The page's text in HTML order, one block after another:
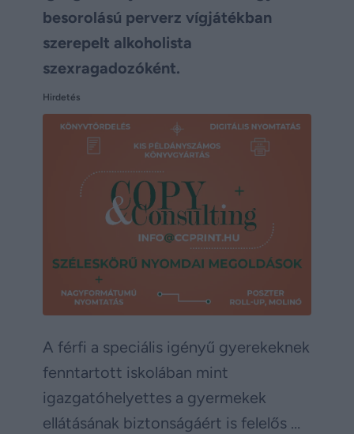
besorolású perverz vígjátékban
szerepelt alkoholista
szexragadozóként.
Hirdetés
A férfi a speciális igényű gyerekeknek
fenntartott iskolában mint
igazgatóhelyettes a gyermekek
ellátásának biztonságáért is felelős …